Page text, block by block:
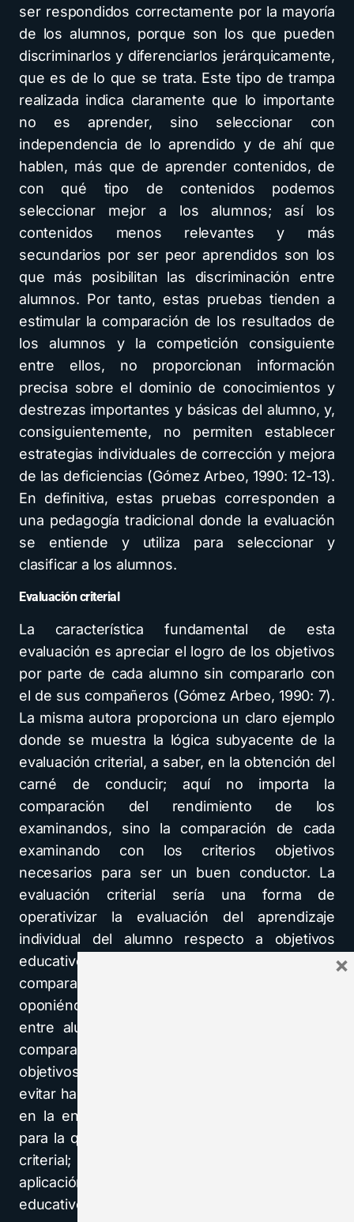
ser respondidos correctamente por la mayoría
de los alumnos, porque son los que pueden
discriminarlos y diferenciarlos jerárquicamente,
que es de lo que se trata. Este tipo de trampa
realizada indica claramente que lo importante
no es aprender, sino seleccionar con
independencia de lo aprendido y de ahí que
hablen, más que de aprender contenidos, de
con qué tipo de contenidos podemos
seleccionar mejor a los alumnos; así los
contenidos menos relevantes y más
secundarios por ser peor aprendidos son los
que más posibilitan las discriminación entre
alumnos. Por tanto, estas pruebas tienden a
estimular la comparación de los resultados de
los alumnos y la competición consiguiente
entre ellos, no proporcionan información
precisa sobre el dominio de conocimientos y
destrezas importantes y básicas del alumno, y,
consiguientemente, no permiten establecer
estrategias individuales de corrección y mejora
de las deficiencias (Gómez Arbeo, 1990: 12-13).
En definitiva, estas pruebas corresponden a
una pedagogía tradicional donde la evaluación
se entiende y utiliza para seleccionar y
clasificar a los alumnos.
Evaluación criterial
La característica fundamental de esta
evaluación es apreciar el logro de los objetivos
por parte de cada alumno sin compararlo con
el de sus compañeros (Gómez Arbeo, 1990: 7).
La misma autora proporciona un claro ejemplo
donde se muestra la lógica subyacente de la
evaluación criterial, a saber, en la obtención del
carné de conducir; aquí no importa la
comparación del rendimiento de los
examinandos, sino la comparación de cada
examinando con los criterios objetivos
necesarios para ser un buen conductor. La
evaluación criterial sería una forma de
operativizar la evaluación del aprendizaje
individual del alumno respecto a objetivos
educativos que actúan como criterio
comparativo, y en términos conductuales,
oponiéndose a la comparación de aprendizajes
entre alumnos. En última instancia podemos
comparar a los alumnos en función de los
objetivos logrados, pero es lo que hay que
evitar hacer porque no es eso lo que se busca
en la enseñanza obligatoria, que es la etapa
para la que pensamos el uso de la evaluación
criterial; otra cuestión sería su posibilidad de
aplicación en otros niveles y ámbitos
educativos, tal y como ya se ha hecho.
×